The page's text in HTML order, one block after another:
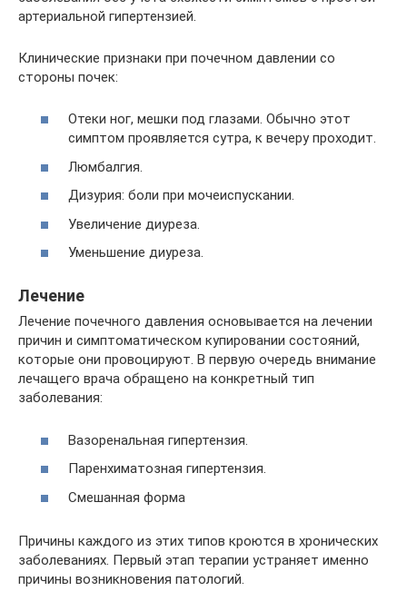
артериальной гипертензией.
Клинические признаки при почечном давлении со
стороны почек:
Отеки ног, мешки под глазами. Обычно этот
симптом проявляется сутра, к вечеру проходит.
Люмбалгия.
Дизурия: боли при мочеиспускании.
Увеличение диуреза.
Уменьшение диуреза.
Лечение
Лечение почечного давления основывается на лечении
причин и симптоматическом купировании состояний,
которые они провоцируют. В первую очередь внимание
лечащего врача обращено на конкретный тип
заболевания:
Вазоренальная гипертензия.
Паренхиматозная гипертензия.
Смешанная форма
Причины каждого из этих типов кроются в хронических
заболеваниях. Первый этап терапии устраняет именно
причины возникновения патологий.